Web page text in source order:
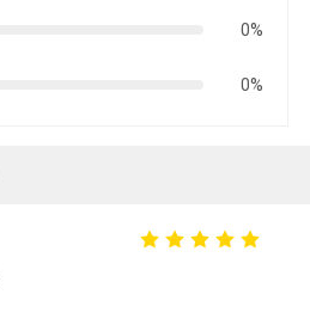
0%
0%